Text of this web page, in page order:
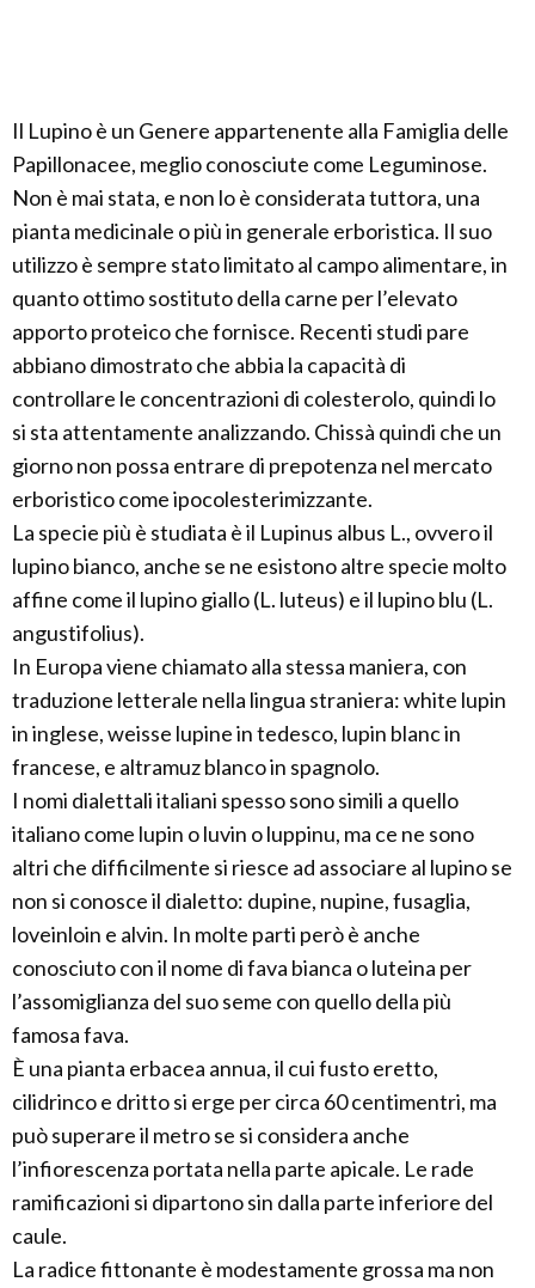
Il Lupino è un Genere appartenente alla Famiglia delle
Papillonacee, meglio conosciute come Leguminose.
Non è mai stata, e non lo è considerata tuttora, una
pianta medicinale o più in generale erboristica. Il suo
utilizzo è sempre stato limitato al campo alimentare, in
quanto ottimo sostituto della carne per l’elevato
apporto proteico che fornisce. Recenti studi pare
abbiano dimostrato che abbia la capacità di
controllare le concentrazioni di colesterolo, quindi lo
si sta attentamente analizzando. Chissà quindi che un
giorno non possa entrare di prepotenza nel mercato
erboristico come ipocolesterimizzante.
La specie più è studiata è il Lupinus albus L., ovvero il
lupino bianco, anche se ne esistono altre specie molto
affine come il lupino giallo (L. luteus) e il lupino blu (L.
angustifolius).
In Europa viene chiamato alla stessa maniera, con
traduzione letterale nella lingua straniera: white lupin
in inglese, weisse lupine in tedesco, lupin blanc in
francese, e altramuz blanco in spagnolo.
I nomi dialettali italiani spesso sono simili a quello
italiano come lupin o luvin o luppinu, ma ce ne sono
altri che difficilmente si riesce ad associare al lupino se
non si conosce il dialetto: dupine, nupine, fusaglia,
loveinloin e alvin. In molte parti però è anche
conosciuto con il nome di fava bianca o luteina per
l’assomiglianza del suo seme con quello della più
famosa fava.
È una pianta erbacea annua, il cui fusto eretto,
cilidrinco e dritto si erge per circa 60 centimentri, ma
può superare il metro se si considera anche
l’infiorescenza portata nella parte apicale. Le rade
ramificazioni si dipartono sin dalla parte inferiore del
caule.
La radice fittonante è modestamente grossa ma non